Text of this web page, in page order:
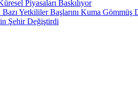
Piyasaları Baskılıyor
Yetkililer Başlarını Kuma Gömmüş
Şehir Değiştirdi